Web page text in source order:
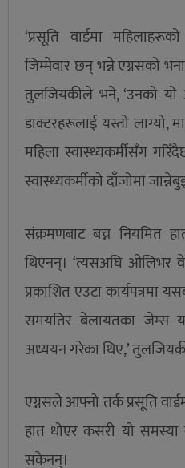
‘प्रसूति वार्डमा
जिम्मेवार छन् भन्ने एग्नसको
तुलजियकीले भने, ‘उनको
डाक्टरहरूलाई यस्तो लाग्यो,
महिला स्वास्थ्यकर्मीसँग
स्वास्थ्यकर्मीको दाँजोमा
संक्रमणबाट बच्न नियमित
थिएनन्। ‘त्यसअघि ओलिभर
प्रकाशित एउटा कार्यपत्रमा
समयतिर बेलायतका जेम्स
अध्ययन गरेका थिए,’
एग्नसले आफ्नो तर्क प्रसूति
हात धोएर कसरी यो समस्या
सकेनन्।